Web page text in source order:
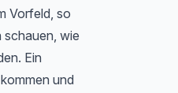
Vorfeld, so
schauen, wie
Ein
und